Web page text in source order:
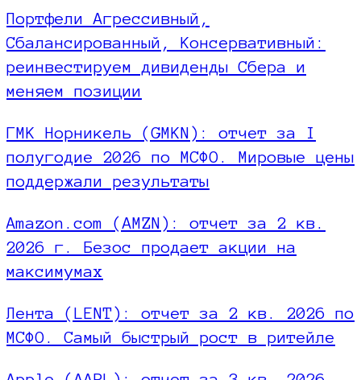
Портфели Агрессивный,
Сбалансированный, Консервативный:
реинвестируем дивиденды Сбера и
меняем позиции
ГМК Норникель (GMKN): отчет за I
полугодие 2026 по МСФО. Мировые цены
поддержали результаты
Amazon.com (AMZN): отчет за 2 кв.
2026 г. Безос продает акции на
максимумах
Лента (LENT): отчет за 2 кв. 2026 по
МСФО. Самый быстрый рост в ритейле